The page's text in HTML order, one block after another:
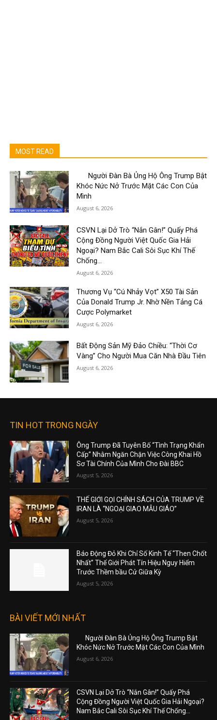
MOST READ
Người Đàn Bà Ủng Hộ Ông Trump Bật
Khóc Nức Nở Trước Mặt Các Con Của
Mình
August 6, 2026
CSVN Lại Dở Trò “Nắn Gân!” Quấy Phá
Cộng Đồng Người Việt Quốc Gia Hải
Ngoại? Nam Bắc Cali Sôi Sục Khí Thế
Chống...
August 6, 2026
Thương Vụ “Cú Nhảy Vọt” X50 Tài Sản
Của Donald Trump Jr. Nhờ Nền Tảng Cá
Cược Polymarket
August 6, 2026
Bất Động Sản Mỹ Đảo Chiều: “Thời Cơ
Vàng” Cho Người Mua Căn Nhà Đầu Tiên
August 6, 2026
TIN HOT TRONG NGÀY
Ông Trump Đã Tuyên Bố “Tình Trạng Khẩn
Cấp” Nhằm Ngăn Chặn Việc Công Khai Hồ
Sơ Tài Chính Của Mình Cho Đài BBC
August 5, 2026
THẾ GIỚI GỌI CHÍNH SÁCH CỦA TRUMP VỀ
IRAN LÀ “NGOẠI GIAO MẪU GIÁO”
August 5, 2026
Báo Động Đỏ Khi Chỉ Số Kinh Tế “Then Chốt
Nhất” Thế Giới Phát Tín Hiệu Nguy Hiểm
Trước Thềm bầu Cử Giữa Kỳ
August 5, 2026
BÀI VIẾT MỚI NHẤT
Người Đàn Bà Ủng Hộ Ông Trump Bật
Khóc Nức Nở Trước Mặt Các Con Của Mình
August 6, 2026
CSVN Lại Dở Trò “Nắn Gân!” Quấy Phá
Cộng Đồng Người Việt Quốc Gia Hải Ngoại?
Nam Bắc Cali Sôi Sục Khí Thế Chống...